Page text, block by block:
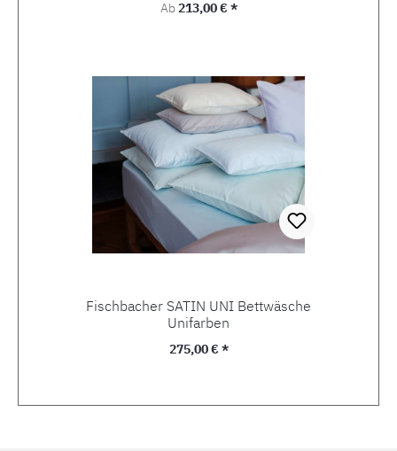
Regulärer Preis:
Ab213,00 € *
Fischbacher SATIN UNI Bettwäsche
Unifarben
Regulärer Preis:
275,00 € *